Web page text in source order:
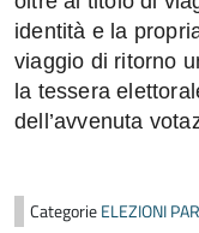
identità e la
viaggio di ritorno
la tessera
dell’avvenuta
CategorieELEZIONI